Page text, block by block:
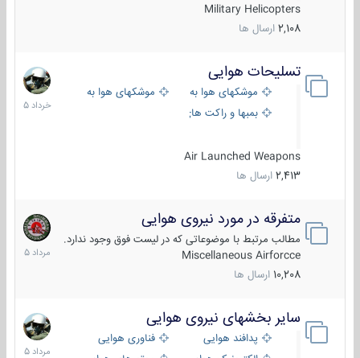
Military Helicopters
2,108 ارسال ها
تسلیحات هوایی
موشکهای هوا به هوا
موشکهای هوا به سطح
بمبها و راکت های هوایی
Air Launched Weapons
2,413 ارسال ها
30
خرداد
1405
متفرقه در مورد نیروی هوایی
مطالب مرتبط با موضوعاتی که در لیست فوق وجود ندارد.
Miscellaneous Airforcce
10,208 ارسال ها
7
مرداد
1405
سایر بخشهای نیروی هوایی
پدافند هوایی
فناوری هوایی
2
مرداد
1405